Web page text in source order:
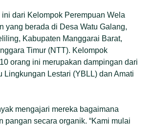
sayuran untuk konsumsi
pangan juga mulai memberikan
bagi kelompok perempuan.
dijual untuk membeli bibit baru dan
kegiatan kelompok, sementara hasil
bambu dan minyak kemiri menjadi
sosial.
dari Kelompok Perempuan Wela
yang berada di Desa Watu Galang,
Kabupaten Manggarai Barat,
Timur (NTT). Kelompok
orang ini merupakan dampingan dari
Lingkungan Lestari (YBLL) dan Amati
mengajari mereka bagaimana
pangan secara organik. “Kami mulai